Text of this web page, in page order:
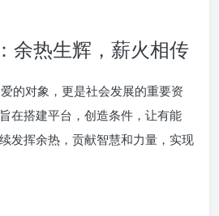
余热生辉，薪火相传
的对象，更是社会发展的重要资
在搭建平台，创造条件，让有能
发挥余热，贡献智慧和力量，实现